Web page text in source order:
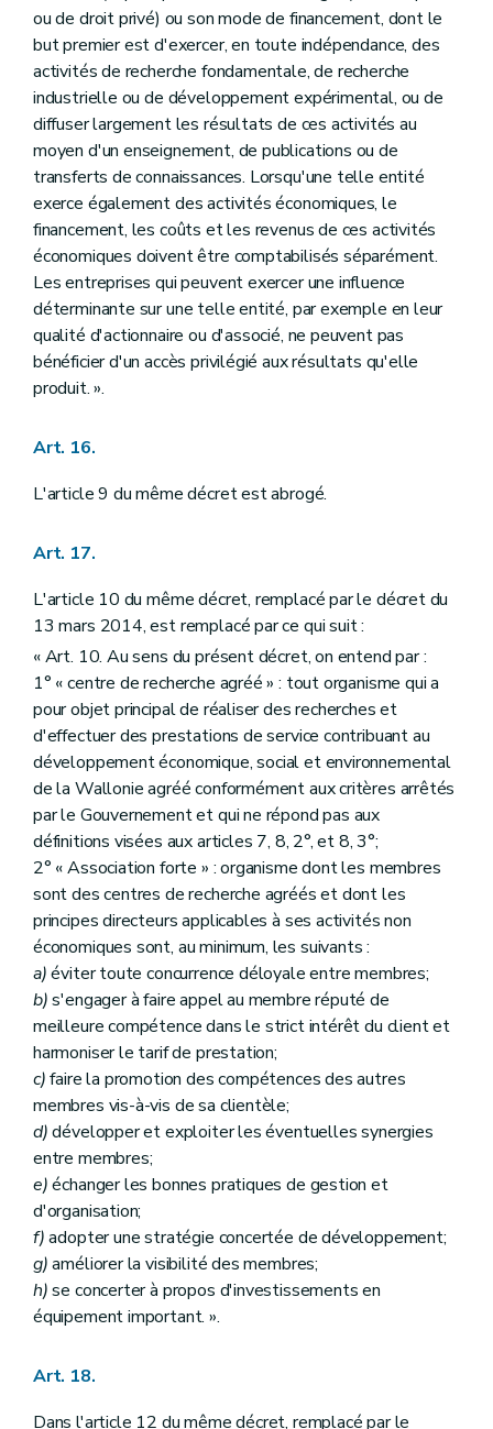
ou de droit privé) ou son mode de financement, dont le
but premier est d'exercer, en toute indépendance, des
activités de recherche fondamentale, de recherche
industrielle ou de développement expérimental, ou de
diffuser largement les résultats de ces activités au
moyen d'un enseignement, de publications ou de
transferts de connaissances. Lorsqu'une telle entité
exerce également des activités économiques, le
financement, les coûts et les revenus de ces activités
économiques doivent être comptabilisés séparément.
Les entreprises qui peuvent exercer une influence
déterminante sur une telle entité, par exemple en leur
qualité d'actionnaire ou d'associé, ne peuvent pas
bénéficier d'un accès privilégié aux résultats qu'elle
produit. ».
Art. 16.
L'article 9 du même décret est abrogé.
Art. 17.
L'article 10 du même décret, remplacé par le décret du
13 mars 2014, est remplacé par ce qui suit :
« Art. 10. Au sens du présent décret, on entend par :
1° « centre de recherche agréé » : tout organisme qui a
pour objet principal de réaliser des recherches et
d'effectuer des prestations de service contribuant au
développement économique, social et environnemental
de la Wallonie agréé conformément aux critères arrêtés
par le Gouvernement et qui ne répond pas aux
définitions visées aux articles 7, 8, 2°, et 8, 3°;
2° « Association forte » : organisme dont les membres
sont des centres de recherche agréés et dont les
principes directeurs applicables à ses activités non
économiques sont, au minimum, les suivants :
a)éviter toute concurrence déloyale entre membres;
b)s'engager à faire appel au membre réputé de
meilleure compétence dans le strict intérêt du client et
harmoniser le tarif de prestation;
c)faire la promotion des compétences des autres
membres vis-à-vis de sa clientèle;
d)développer et exploiter les éventuelles synergies
entre membres;
e)échanger les bonnes pratiques de gestion et
d'organisation;
f)adopter une stratégie concertée de développement;
g)améliorer la visibilité des membres;
h)se concerter à propos d'investissements en
équipement important. ».
Art. 18.
Dans l'article 12 du même décret, remplacé par le